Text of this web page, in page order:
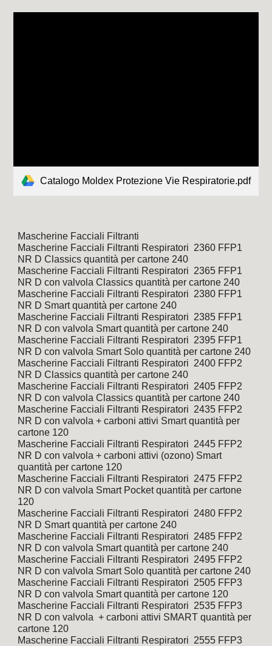
Catalogo Moldex Protezione Vie Respiratorie.pdf
Mascherine Facciali Filtranti
Mascherine Facciali Filtranti Respiratori  2360 FFP1
NR D Classics quantità per cartone 240
Mascherine Facciali Filtranti Respiratori  2365 FFP1
NR D con valvola Classics quantità per cartone 240
Mascherine Facciali Filtranti Respiratori  2380 FFP1
NR D Smart quantità per cartone 240
Mascherine Facciali Filtranti Respiratori  2385 FFP1
NR D con valvola Smart quantità per cartone 240
Mascherine Facciali Filtranti Respiratori  2395 FFP1
NR D con valvola Smart Solo quantità per cartone 240
Mascherine Facciali Filtranti Respiratori  2400 FFP2
NR D Classics quantità per cartone 240
Mascherine Facciali Filtranti Respiratori  2405 FFP2
NR D con valvola Classics quantità per cartone 240
Mascherine Facciali Filtranti Respiratori  2435 FFP2
NR D con valvola + carboni attivi Smart quantità per
cartone 120
Mascherine Facciali Filtranti Respiratori  2445 FFP2
NR D con valvola + carboni attivi (ozono) Smart
quantità per cartone 120
Mascherine Facciali Filtranti Respiratori  2475 FFP2
NR D con valvola Smart Pocket quantità per cartone
120
Mascherine Facciali Filtranti Respiratori  2480 FFP2
NR D Smart quantità per cartone 240
Mascherine Facciali Filtranti Respiratori  2485 FFP2
NR D con valvola Smart quantità per cartone 240
Mascherine Facciali Filtranti Respiratori  2495 FFP2
NR D con valvola Smart Solo quantità per cartone 240
Mascherine Facciali Filtranti Respiratori  2505 FFP3
NR D con valvola Smart quantità per cartone 120
Mascherine Facciali Filtranti Respiratori  2535 FFP3
NR D con valvola  + carboni attivi SMART quantità per
cartone 120
Mascherine Facciali Filtranti Respiratori  2555 FFP3